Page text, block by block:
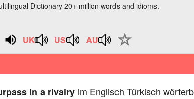
Dictionary 20+ million words and idioms.
in a rivalryim Englisch Türkisch